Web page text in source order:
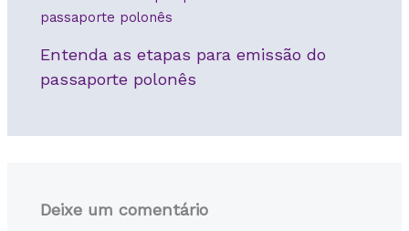
Entenda as etapas para emissão do
passaporte polonês
Deixe um comentário